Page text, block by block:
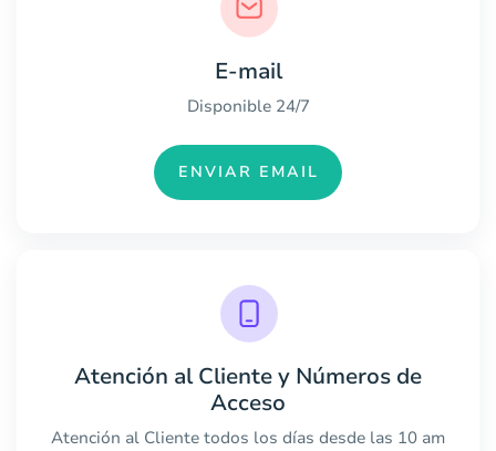
E-mail
Disponible 24/7
ENVIAR EMAIL
Atención al Cliente y Números de
Acceso
Atención al Cliente todos los días desde las 10 am